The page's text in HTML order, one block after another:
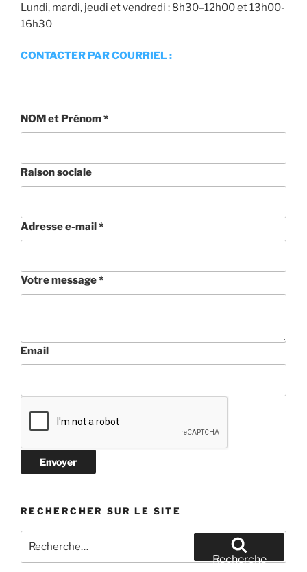
Lundi, mardi, jeudi et vendredi : 8h30–12h00 et 13h00-
16h30
CONTACTER PAR COURRIEL :
NOM et Prénom*
Raison sociale
Adresse e-mail*
Votre message*
Email
Envoyer
RECHERCHER SUR LE SITE
pour
Recherche